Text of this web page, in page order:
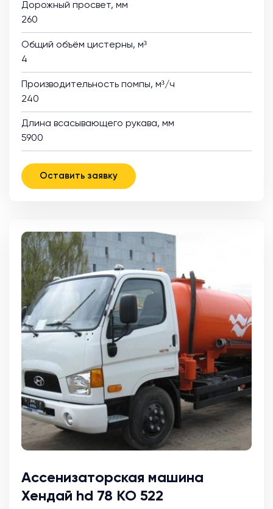
Дорожный просвет, мм
260
Общий объём цистерны, м³
4
Производительность помпы, м³/ч
240
Длина всасывающего рукава, мм
5900
Оставить заявку
Ассенизаторская машина
Хендай hd 78 КО 522